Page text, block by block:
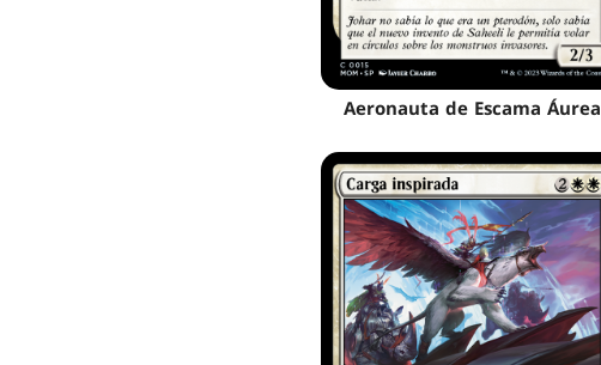
Aeronauta de Escama Áurea